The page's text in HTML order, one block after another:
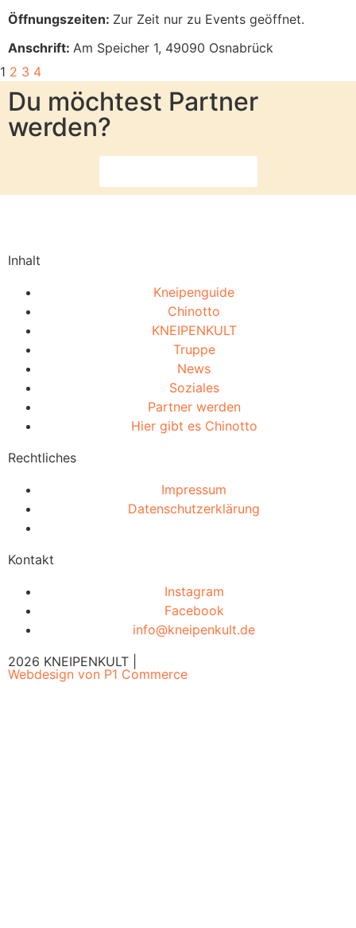
Öffnungszeiten: Zur Zeit nur zu Events geöffnet.
Anschrift: Am Speicher 1, 49090 Osnabrück
1 2 3 4
Du möchtest Partner
werden?
Inhalt
Kneipenguide
Chinotto
KNEIPENKULT
Truppe
News
Soziales
Partner werden
Hier gibt es Chinotto
Rechtliches
Impressum
Datenschutzerklärung
Kontakt
Instagram
Facebook
info@kneipenkult.de
2026 KNEIPENKULT |
Webdesign von P1 Commerce